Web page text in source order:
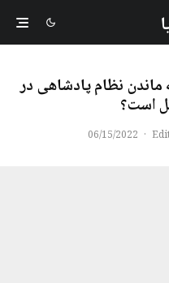
نظام پادشاهی در
است؟
·
06/15/2022